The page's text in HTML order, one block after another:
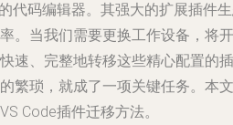
代码编辑器。其强大的扩展插件
。当我们需要更换工作设备，将开
速、完整地转移这些精心配置的插
繁琐，就成了一项关键任务。本文
Code插件迁移方法。